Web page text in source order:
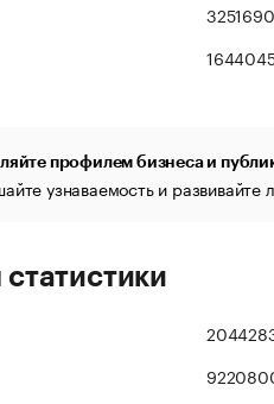
профилем бизнеса и
узнаваемость и развивайте
статистики